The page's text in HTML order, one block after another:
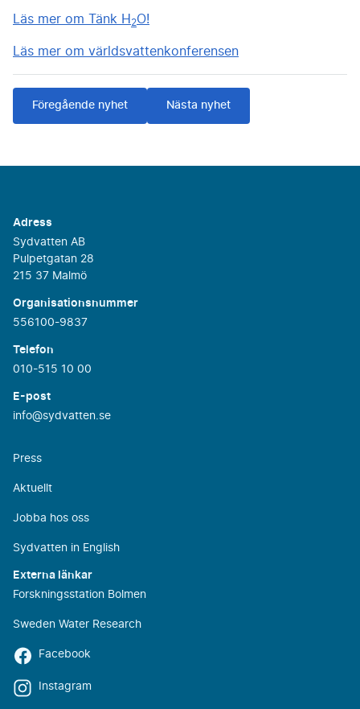
Läs mer om Tänk H 2O!
Läs mer om världsvattenkonferensen
Föregående nyhet Nästa nyhet
Adress
Sydvatten AB
Pulpetgatan 28
215 37 Malmö
Organisationsnummer
556100-9837
Telefon
010-515 10 00
E-post
info@sydvatten.se
Press
Aktuellt
Jobba hos oss
Sydvatten in English
Externa länkar
Forskningsstation Bolmen
Sweden Water Research
Facebook
Instagram